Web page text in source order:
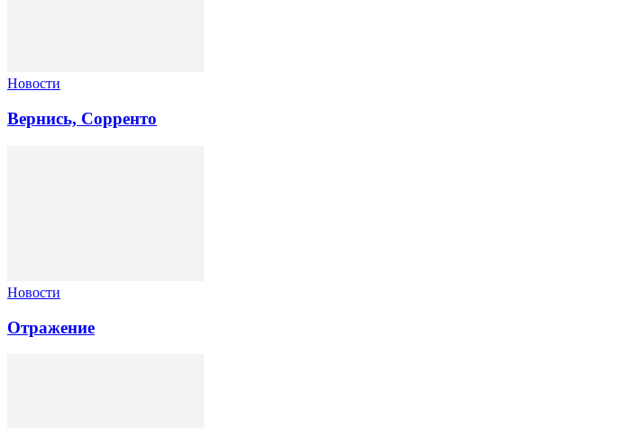
Новости
Вернись, Сорренто
Новости
Отражение